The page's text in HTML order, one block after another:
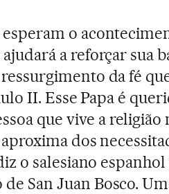
o
a reforçar sua
da fé
II. Esse Papa é
que vive a religião
dos
o salesiano
San Juan Bosco.